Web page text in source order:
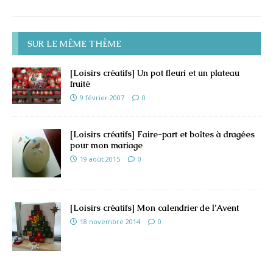
SUR LE MÊME THÈME
[Loisirs créatifs] Un pot fleuri et un plateau
fruité
9 février 2007 0
[Loisirs créatifs] Faire-part et boîtes à dragées
pour mon mariage
19 août 2015 0
[Loisirs créatifs] Mon calendrier de l’Avent
18 novembre 2014 0